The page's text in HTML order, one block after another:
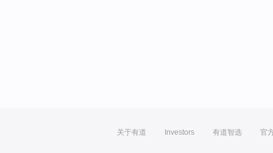
关于有道 Investors 有道智选 官